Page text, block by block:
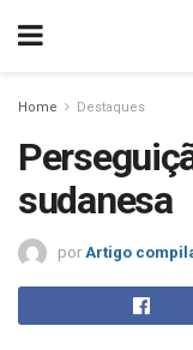
Home Destaques
sudanesa
por Artigo